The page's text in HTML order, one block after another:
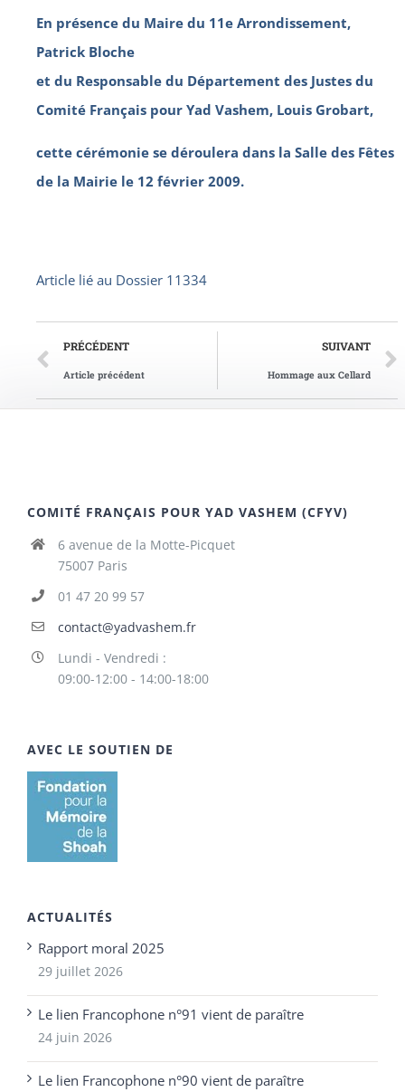
En présence du Maire du 11e Arrondissement,
Patrick Bloche
et du Responsable du Département des Justes du
Comité Français pour Yad Vashem, Louis Grobart,
cette cérémonie se déroulera dans la Salle des Fêtes
de la Mairie le 12 février 2009.
Article lié au Dossier 11334
PRÉCÉDENT
Article précédent
SUIVANT
Hommage aux Cellard
COMITÉ FRANÇAIS POUR YAD VASHEM (CFYV)
6 avenue de la Motte-Picquet
75007 Paris
01 47 20 99 57
contact@yadvashem.fr
Lundi - Vendredi :
09:00-12:00 - 14:00-18:00
AVEC LE SOUTIEN DE
ACTUALITÉS
Rapport moral 2025
29 juillet 2026
Le lien Francophone n°91 vient de paraître
24 juin 2026
Le lien Francophone n°90 vient de paraître